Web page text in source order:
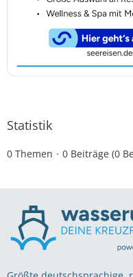
Statistik
0 Themen 0 Beiträge (0